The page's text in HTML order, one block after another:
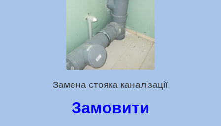
Замена стояка каналізації
Замовити